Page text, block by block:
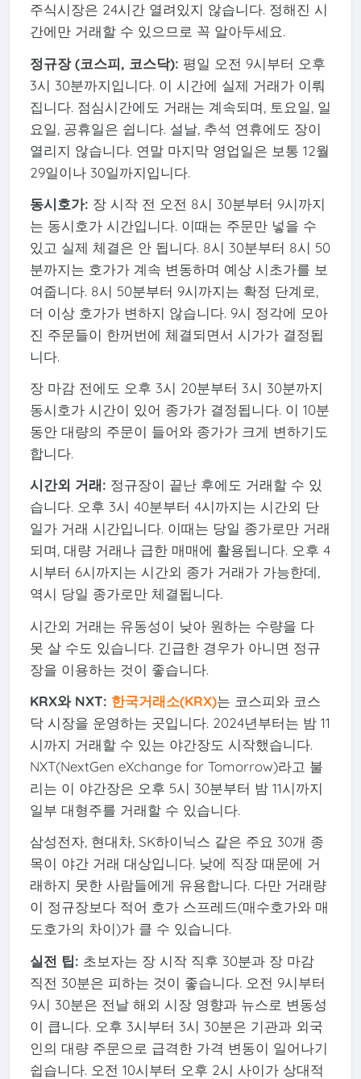
주식시장은 24시간 열려있지 않습니다. 정해진 시
간에만 거래할 수 있으므로 꼭 알아두세요.
정규장 (코스피, 코스닥): 평일 오전 9시부터 오후
3시 30분까지입니다. 이 시간에 실제 거래가 이뤄
집니다. 점심시간에도 거래는 계속되며, 토요일, 일
요일, 공휴일은 쉽니다. 설날, 추석 연휴에도 장이
열리지 않습니다. 연말 마지막 영업일은 보통 12월
29일이나 30일까지입니다.
동시호가: 장 시작 전 오전 8시 30분부터 9시까지
는 동시호가 시간입니다. 이때는 주문만 넣을 수
있고 실제 체결은 안 됩니다. 8시 30분부터 8시 50
분까지는 호가가 계속 변동하며 예상 시초가를 보
여줍니다. 8시 50분부터 9시까지는 확정 단계로,
더 이상 호가가 변하지 않습니다. 9시 정각에 모아
진 주문들이 한꺼번에 체결되면서 시가가 결정됩
니다.
장 마감 전에도 오후 3시 20분부터 3시 30분까지
동시호가 시간이 있어 종가가 결정됩니다. 이 10분
동안 대량의 주문이 들어와 종가가 크게 변하기도
합니다.
시간외 거래: 정규장이 끝난 후에도 거래할 수 있
습니다. 오후 3시 40분부터 4시까지는 시간외 단
일가 거래 시간입니다. 이때는 당일 종가로만 거래
되며, 대량 거래나 급한 매매에 활용됩니다. 오후 4
시부터 6시까지는 시간외 종가 거래가 가능한데,
역시 당일 종가로만 체결됩니다.
시간외 거래는 유동성이 낮아 원하는 수량을 다
못 살 수도 있습니다. 긴급한 경우가 아니면 정규
장을 이용하는 것이 좋습니다.
KRX와 NXT: 한국거래소(KRX)는 코스피와 코스
닥 시장을 운영하는 곳입니다. 2024년부터는 밤 11
시까지 거래할 수 있는 야간장도 시작했습니다.
NXT(NextGen eXchange for Tomorrow)라고 불
리는 이 야간장은 오후 5시 30분부터 밤 11시까지
일부 대형주를 거래할 수 있습니다.
삼성전자, 현대차, SK하이닉스 같은 주요 30개 종
목이 야간 거래 대상입니다. 낮에 직장 때문에 거
래하지 못한 사람들에게 유용합니다. 다만 거래량
이 정규장보다 적어 호가 스프레드(매수호가와 매
도호가의 차이)가 클 수 있습니다.
실전 팁: 초보자는 장 시작 직후 30분과 장 마감
직전 30분은 피하는 것이 좋습니다. 오전 9시부터
9시 30분은 전날 해외 시장 영향과 뉴스로 변동성
이 큽니다. 오후 3시부터 3시 30분은 기관과 외국
인의 대량 주문으로 급격한 가격 변동이 일어나기
쉽습니다. 오전 10시부터 오후 2시 사이가 상대적